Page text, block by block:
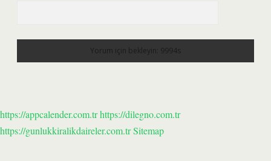
https://appcalender.com.trhttps://dilegno.com.tr
https://gunlukkiralikdaireler.com.trSitemap